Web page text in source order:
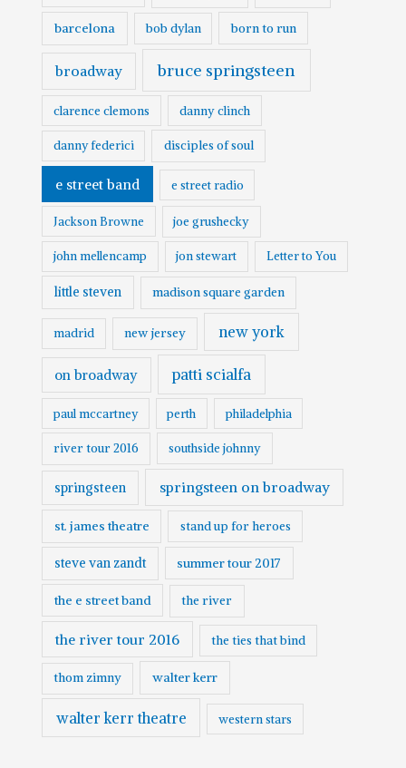
barcelona bob dylan born to run
broadway bruce springsteen
clarence clemons danny clinch
danny federici disciples of soul
e street band e street radio
Jackson Browne joe grushecky
john mellencamp jon stewart Letter to You
little steven madison square garden
madrid new jersey new york
on broadway patti scialfa
paul mccartney perth philadelphia
river tour 2016 southside johnny
springsteen springsteen on broadway
st. james theatre stand up for heroes
steve van zandt summer tour 2017
the e street band the river
the river tour 2016 the ties that bind
thom zimny walter kerr
walter kerr theatre western stars